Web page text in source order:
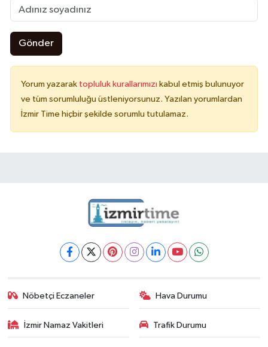
Gönder
Yorum yazarak topluluk kurallarımızı kabul etmiş bulunuyor
ve tüm sorumluluğu üstleniyorsunuz. Yazılan yorumlardan
İzmir Time hiçbir şekilde sorumlu tutulamaz.
Nöbetçi Eczaneler Hava Durumu
İzmir Namaz Vakitleri Trafik Durumu